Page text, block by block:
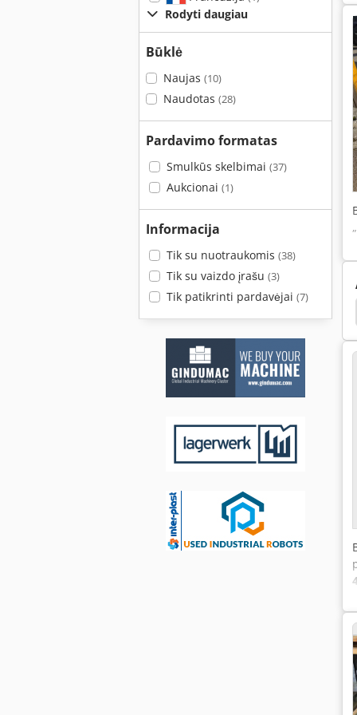
Rodyti daugiau
Būklė
Naujas (10)
Naudotas (28)
Pardavimo formatas
Smulkūs skelbimai (37)
Aukcionai (1)
Informacija
Tik su nuotraukomis (38)
Tik su vaizdo įrašu (3)
Tik patikrinti pardavėjai (7)